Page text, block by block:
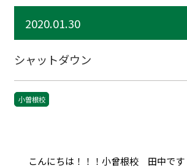
2020.01.30
シャットダウン
小曽根校
こんにちは！！！小曾根校 田中です